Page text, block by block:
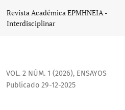
Ética y vocación docente en
Revista Académica EPMHNEIA -
Interdisciplinar
VOL. 2 NÚM. 1 (2026), ENSAYOS
Publicado 29-12-2025